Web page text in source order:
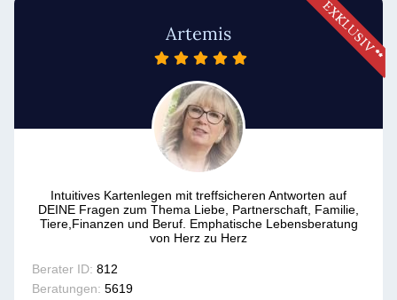
Artemis
Intuitives Kartenlegen mit treffsicheren Antworten auf
DEINE Fragen zum Thema Liebe, Partnerschaft, Familie,
Tiere,Finanzen und Beruf. Emphatische Lebensberatung
von Herz zu Herz
Berater ID: 812
Beratungen: 5619